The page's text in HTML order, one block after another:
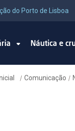
do Porto de Lisboa
Náutica e
/ Comunicação /